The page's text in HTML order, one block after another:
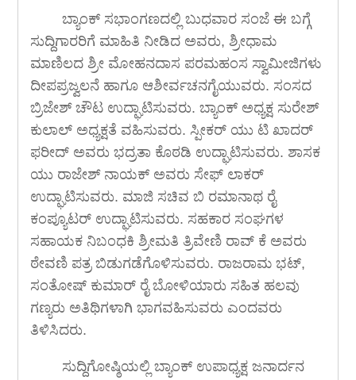
ಬ್ಯಾಂಕ್ ಸಭಾಂಗಣದಲ್ಲಿ ಬುಧವಾರ ಸಂಜೆ ಈ ಬಗ್ಗೆ
ಸುದ್ದಿಗಾರರಿಗೆ ಮಾಹಿತಿ ನೀಡಿದ ಅವರು, ಶ್ರೀಧಾಮ
ಮಾಣಿಲದ ಶ್ರೀ ಮೋಹನದಾಸ ಪರಮಹಂಸ ಸ್ವಾಮೀಜಿಗಳು
ದೀಪಪ್ರಜ್ವಲನೆ ಹಾಗೂ ಆಶೀರ್ವಚನಗೈಯುವರು. ಸಂಸದ
ಬ್ರಿಜೇಶ್ ಚೌಟ ಉದ್ಘಾಟಿಸುವರು. ಬ್ಯಾಂಕ್ ಅಧ್ಯಕ್ಷ ಸುರೇಶ್
ಕುಲಾಲ್ ಅಧ್ಯಕ್ಷತೆ ವಹಿಸುವರು. ಸ್ಪೀಕರ್ ಯು ಟಿ ಖಾದರ್
ಫರೀದ್ ಅವರು ಭದ್ರತಾ ಕೊಠಡಿ ಉದ್ಘಾಟಿಸುವರು. ಶಾಸಕ
ಯು ರಾಜೇಶ್ ನಾಯಕ್ ಅವರು ಸೇಫ್ ಲಾಕರ್
ಉದ್ಘಾಟಿಸುವರು. ಮಾಜಿ ಸಚಿವ ಬಿ ರಮಾನಾಥ ರೈ
ಕಂಪ್ಯೂಟರ್ ಉದ್ಘಾಟಿಸುವರು. ಸಹಕಾರ ಸಂಘಗಳ
ಸಹಾಯಕ ನಿಬಂಧಕಿ ಶ್ರೀಮತಿ ತ್ರಿವೇಣಿ ರಾವ್ ಕೆ ಅವರು
ಠೇವಣಿ ಪತ್ರ ಬಿಡುಗಡೆಗೊಳಿಸುವರು. ರಾಜರಾಮ ಭಟ್,
ಸಂತೋಷ್ ಕುಮಾರ್ ರೈ ಬೋಳಿಯಾರು ಸಹಿತ ಹಲವು
ಗಣ್ಯರು ಅತಿಥಿಗಳಾಗಿ ಭಾಗವಹಿಸುವರು ಎಂದವರು
ತಿಳಿಸಿದರು.
ಸುದ್ದಿಗೋಷ್ಠಿಯಲ್ಲಿ ಬ್ಯಾಂಕ್ ಉಪಾಧ್ಯಕ್ಷ ಜನಾರ್ದನ